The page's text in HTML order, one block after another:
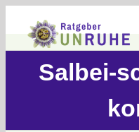
Inhalt
springen
Salbei-